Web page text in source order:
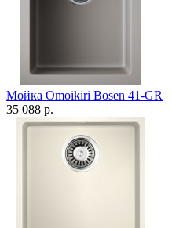
Мойка Omoikiri Bosen 41-GR
35 088 р.